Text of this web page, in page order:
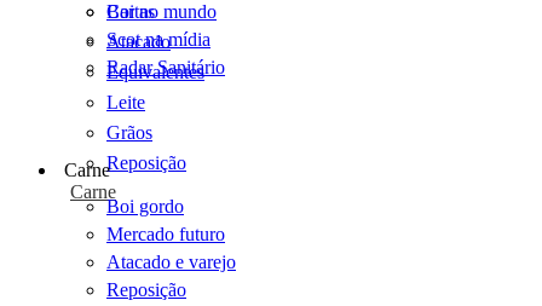
Cartas
Scot na mídia
Radar Sanitário
Boi no mundo
Atacado
Equivalentes
Leite
Grãos
Reposição
Carne
Carne
Boi gordo
Mercado futuro
Atacado e varejo
Reposição